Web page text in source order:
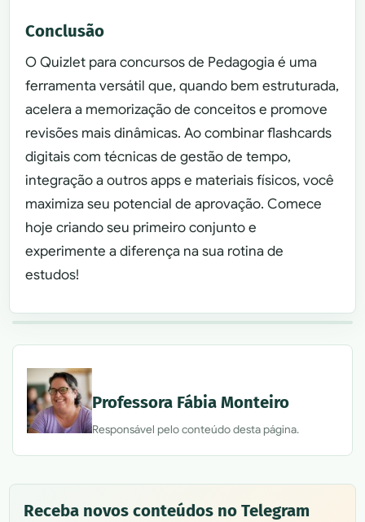
Conclusão
O Quizlet para concursos de Pedagogia é uma
ferramenta versátil que, quando bem estruturada,
acelera a memorização de conceitos e promove
revisões mais dinâmicas. Ao combinar flashcards
digitais com técnicas de gestão de tempo,
integração a outros apps e materiais físicos, você
maximiza seu potencial de aprovação. Comece
hoje criando seu primeiro conjunto e
experimente a diferença na sua rotina de
estudos!
Professora Fábia Monteiro
Responsável pelo conteúdo desta página.
Receba novos conteúdos no Telegram